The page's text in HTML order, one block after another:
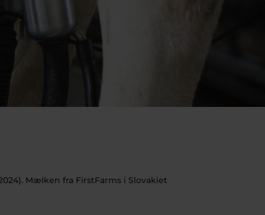
Mælken fra FirstFarms i Slovakiet